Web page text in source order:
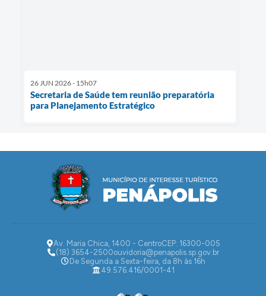
26 JUN 2026 - 15h07
Secretaria de Saúde tem reunião preparatória
para Planejamento Estratégico
Av. Maria Chica, 1400 - CentroCEP: 16300-005
(18) 3654-2500ouvidoria@penapolis.sp.gov.br
De Segunda a Sexta-feira, da 8h às 16h
49.576.416/0001-41